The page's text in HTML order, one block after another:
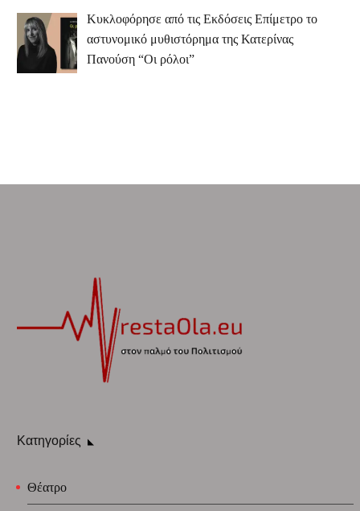
Κυκλοφόρησε από τις Εκδόσεις Επίμετρο το
αστυνομικό μυθιστόρημα της Κατερίνας
Πανούση “Οι ρόλοι”
Κατηγορίες
Θέατρο